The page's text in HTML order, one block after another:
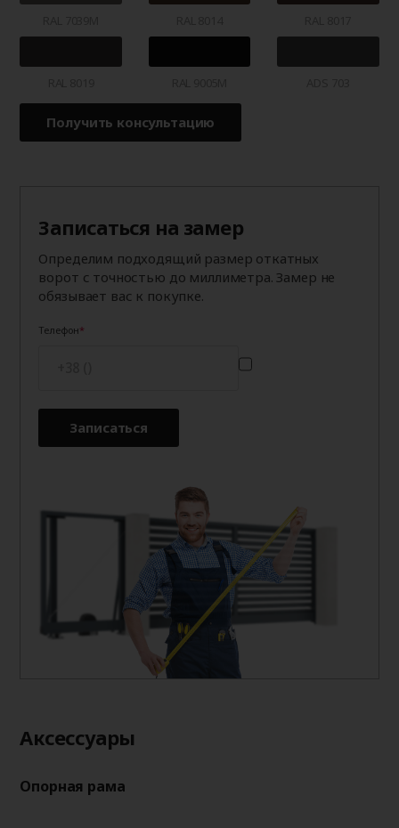
Получить консультацию
Записаться на замер
Определим подходящий размер откатных
ворот с точностью до миллиметра. Замер не
обязывает вас к покупке.
Телефон
Записаться
Aксессуары
Опорная рама